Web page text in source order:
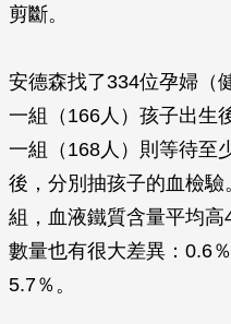
剪斷。
安德森找了334位孕婦（
一組（166人）孩子出生
一組（168人）則等待至
後，分別抽孩子的血檢
組，血液鐵質含量平均
數量也有很大差異：0.6
5.7％。